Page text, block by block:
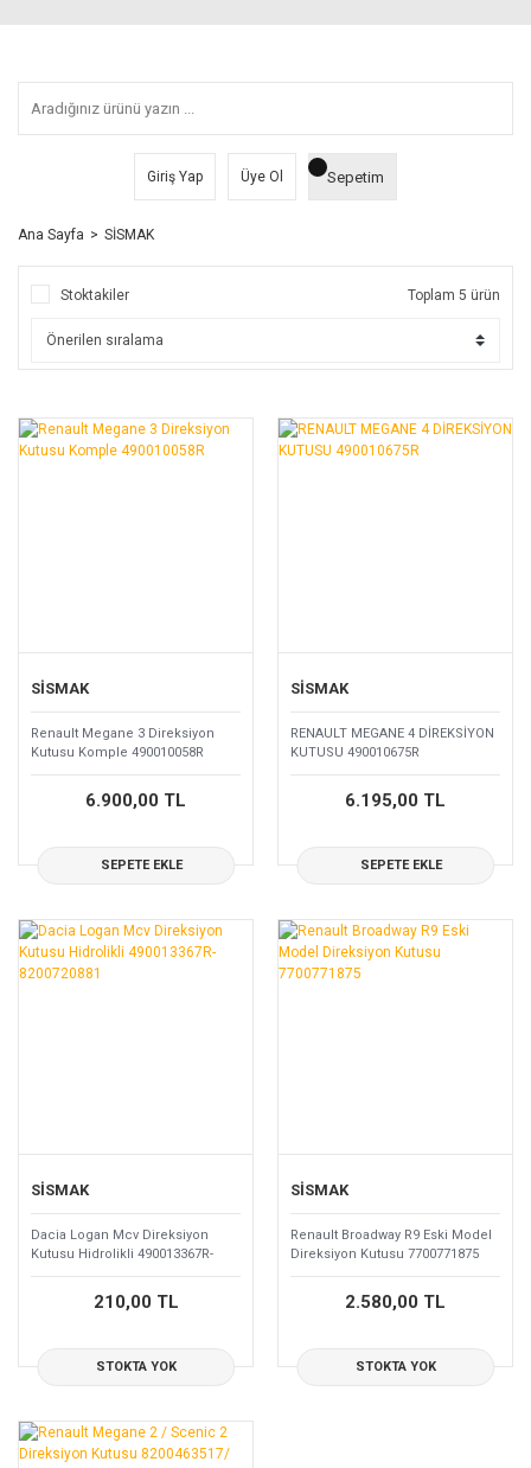
Giriş Yap Üye Ol Sepetim
Ana Sayfa SİSMAK
Stoktakiler Toplam 5 ürün
SİSMAK
Renault Megane 3 Direksiyon
Kutusu Komple 490010058R
6.900,00 TL
SEPETE EKLE
SİSMAK
RENAULT MEGANE 4 DİREKSİYON
KUTUSU 490010675R
6.195,00 TL
SEPETE EKLE
SİSMAK
Dacia Logan Mcv Direksiyon
Kutusu Hidrolikli 490013367R-
8200720881
210,00 TL
STOKTA YOK
SİSMAK
Renault Broadway R9 Eski Model
Direksiyon Kutusu 7700771875
2.580,00 TL
STOKTA YOK